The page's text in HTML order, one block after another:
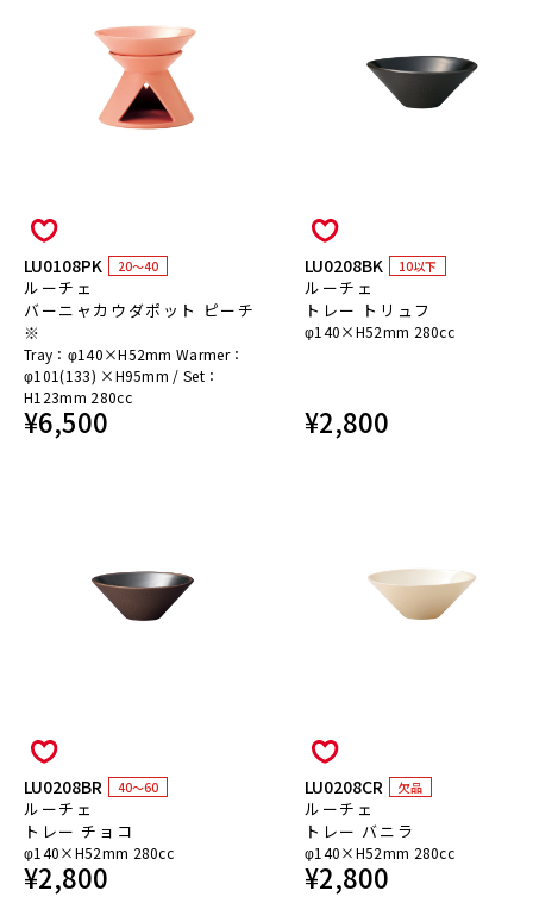
LU0108PK 20～40
ルーチェ
バーニャカウダポット ピーチ
※
Tray：φ140×H52mm Warmer：
φ101(133) ×H95mm / Set：
H123mm 280cc
¥6,500
LU0208BK 10以下
ルーチェ
トレー トリュフ
φ140×H52mm 280cc
¥2,800
LU0208BR 40～60
ルーチェ
トレー チョコ
φ140×H52mm 280cc
¥2,800
LU0208CR 欠品
ルーチェ
トレー バニラ
φ140×H52mm 280cc
¥2,800